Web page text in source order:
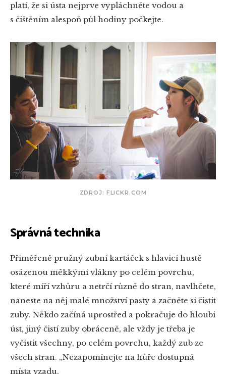
platí, že si ústa nejprve vypláchněte vodou a
s čištěním alespoň půl hodiny počkejte.
ZDROJ: FLICKR.COM
Správná technika
Přiměřeně pružný zubní kartáček s hlavicí hustě
osázenou měkkými vlákny po celém povrchu,
které míří vzhůru a netrčí různě do stran, navlhčete,
naneste na něj malé množství pasty a začněte si čistit
zuby. Někdo začíná uprostřed a pokračuje do hloubi
úst, jiný čistí zuby obráceně, ale vždy je třeba je
vyčistit všechny, po celém povrchu, každý zub ze
všech stran. „Nezapomínejte na hůře dostupná
místa vzadu.